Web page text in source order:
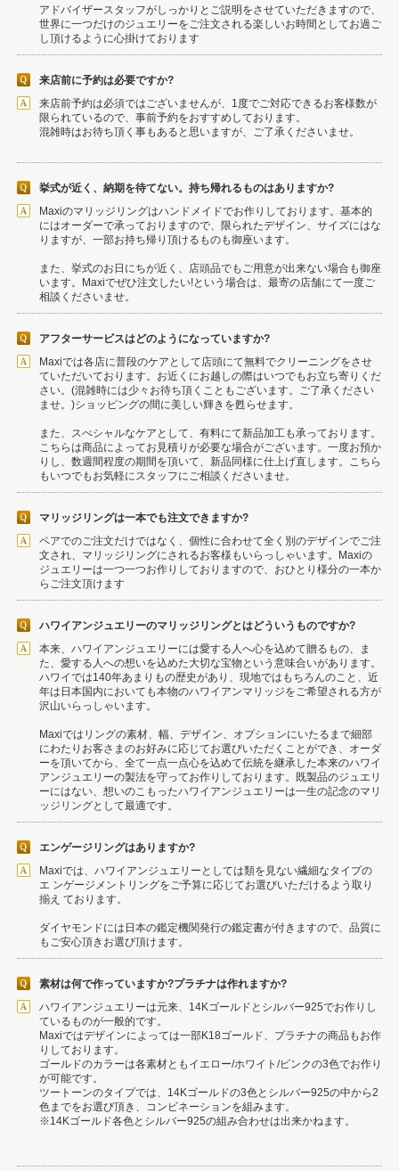
アドバイザースタッフがしっかりとご説明をさせていただきますので、
世界に一つだけのジュエリーをご注文される楽しいお時間としてお過ご
し頂けるように心掛けております
来店前に予約は必要ですか?
来店前予約は必須ではございませんが、1度でご対応できるお客様数が
限られているので、事前予約をおすすめしております。
混雑時はお待ち頂く事もあると思いますが、ご了承くださいませ。
挙式が近く、納期を待てない。持ち帰れるものはありますか?
Maxiのマリッジリングはハンドメイドでお作りしております。基本的
にはオーダーで承っておりますので、限られたデザイン、サイズにはな
りますが、一部お持ち帰り頂けるものも御座います。
また、挙式のお日にちが近く、店頭品でもご用意が出来ない場合も御座
います。Maxiでぜひ注文したい!という場合は、最寄の店舗にて一度ご
相談くださいませ。
アフターサービスはどのようになっていますか?
Maxiでは各店に普段のケアとして店頭にて無料でクリーニングをさせ
ていただいております。お近くにお越しの際はいつでもお立ち寄りくだ
さい。(混雑時には少々お待ち頂くこともございます。ご了承ください
ませ。)ショッピングの間に美しい輝きを甦らせます。
また、スぺシャルなケアとして、有料にて新品加工も承っております。
こちらは商品によってお見積りが必要な場合がございます。一度お預か
りし、数週間程度の期間を頂いて、新品同様に仕上げ直します。こちら
もいつでもお気軽にスタッフにご相談くださいませ。
マリッジリングは一本でも注文できますか?
ペアでのご注文だけではなく、個性に合わせて全く別のデザインでご注
文され、マリッジリングにされるお客様もいらっしゃいます。Maxiの
ジュエリーは一つ一つお作りしておりますので、おひとり様分の一本か
らご注文頂けます
ハワイアンジュエリーのマリッジリングとはどういうものですか?
本来、ハワイアンジュエリーには愛する人へ心を込めて贈るもの、ま
た、愛する人への想いを込めた大切な宝物という意味合いがあります。
ハワイでは140年あまりもの歴史があり、現地ではもちろんのこと、近
年は日本国内においても本物のハワイアンマリッジをご希望される方が
沢山いらっしゃいます。
Maxiではリングの素材、幅、デザイン、オプションにいたるまで細部
にわたりお客さまのお好みに応じてお選びいただくことができ、オーダ
ーを頂いてから、全て一点一点心を込めて伝統を継承した本来のハワイ
アンジュエリーの製法を守ってお作りしております。既製品のジュエリ
ーにはない、想いのこもったハワイアンジュエリーは一生の記念のマリ
ッジリングとして最適です。
エンゲージリングはありますか?
Maxiでは、ハワイアンジュエリーとしては類を見ない繊細なタイプの
エ ンゲージメントリングをご予算に応じてお選びいただけるよう取り
揃え ております。
ダイヤモンドには日本の鑑定機関発行の鑑定書が付きますので、品質に
もご安心頂きお選び頂けます。
素材は何で作っていますか?プラチナは作れますか?
ハワイアンジュエリーは元来、14Kゴールドとシルバー925でお作りし
ているものが一般的です。
Maxiではデザインによっては一部K18ゴールド、プラチナの商品もお作
りしております。
ゴールドのカラーは各素材ともイエロー/ホワイト/ピンクの3色でお作り
が可能です。
ツートーンのタイプでは、14Kゴールドの3色とシルバー925の中から2
色までをお選び頂き、コンビネーションを組みます。
※14Kゴールド各色とシルバー925の組み合わせは出来かねます。